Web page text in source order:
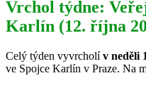
Vrchol týdne:
Karlín (12. října
Celý týden vyvrcholív neděli
ve Spojce Karlín v Praze. Na